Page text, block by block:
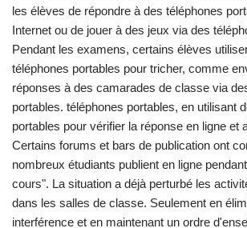
les élèves de répondre à des téléphones
Internet ou de jouer à des jeux via des
Pendant les examens, certains élèves
téléphones portables pour tricher, comme
réponses à des camarades de classe via
portables. téléphones portables, en utilisant
portables pour vérifier la réponse en ligne et
Certains forums et bars de publication ont
nombreux étudiants publient en ligne
cours". La situation a déjà perturbé les
dans les salles de classe. Seulement en
interférence et en maintenant un ordre